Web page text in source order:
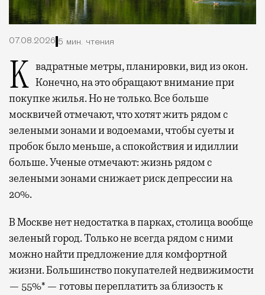
07.08.2026 5 мин. чтения
Квадратные метры, планировки, вид из окон. Конечно, на это обращают внимание при
покупке жилья. Но не только. Все больше
москвичей отмечают, что хотят жить рядом с
зелеными зонами и водоемами, чтобы суеты и
пробок было меньше, а спокойствия и идиллии
больше. Ученые отмечают: жизнь рядом с
зелеными зонами снижает риск депрессии на
20%.
В Москве нет недостатка в парках, столица вообще
зеленый город. Только не всегда рядом с ними
можно найти предложение для комфортной
жизни. Большинство покупателей недвижимости
— 55%* — готовы переплатить за близость к